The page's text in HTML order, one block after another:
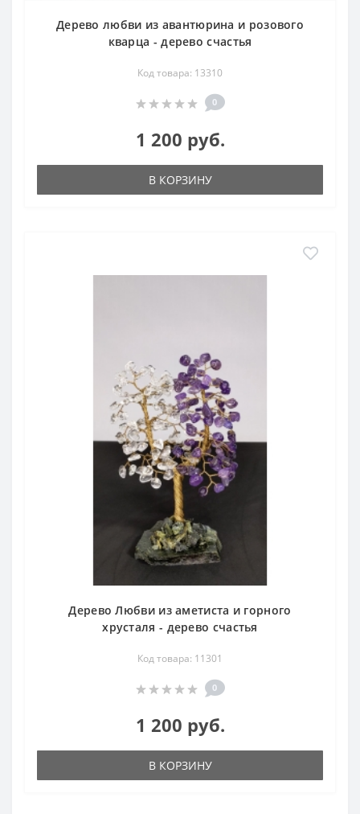
Дерево любви из авантюрина и розового
кварца - дерево счастья
Код товара: 13310
0
1 200 руб.
В КОРЗИНУ
Дерево Любви из аметиста и горного
хрусталя - дерево счастья
Код товара: 11301
0
1 200 руб.
В КОРЗИНУ